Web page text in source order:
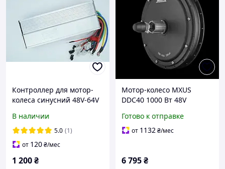
Контроллер для мотор-
колеса синусний 48V-64V
В наличии
5.0 (1)
от 120₴/мес
1 200₴
Мотор-колесо MXUS
DDC40 1000 Вт 48V
(прямоприводный)
Готово к отправке
от 1132₴/мес
6 795₴